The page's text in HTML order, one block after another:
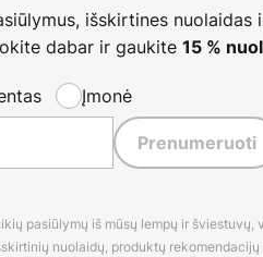
išskirtines nuolaidas
dabar ir gaukite 15 %
Įmonė
Prenumeruoti
pasiūlymų iš mūsų lempų ir šviestuvų,
nuolaidų, produktų